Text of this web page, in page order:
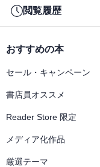
閲覧履歴
おすすめの本
セール・キャンペーン
書店員オススメ
Reader Store 限定
メディア化作品
厳選テーマ